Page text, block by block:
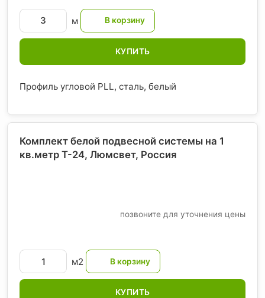
м
КУПИТЬ
Профиль угловой PLL, сталь, белый
Комплект белой подвесной системы на 1
кв.метр T-24, Люмсвет, Россия
позвоните для уточнения цены
м2
КУПИТЬ